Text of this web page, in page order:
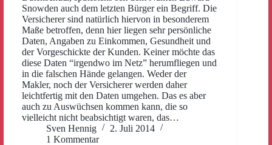
Snowden auch dem letzten Bürger ein Begriff. Die
Versicherer sind natürlich hiervon in besonderem
Maße betroffen, denn hier liegen sehr persönliche
Daten, Angaben zu Einkommen, Gesundheit und
der Vorgeschickte der Kunden. Keiner möchte das
diese Daten “irgendwo im Netz” herumfliegen und
in die falschen Hände gelangen. Weder der
Makler, noch der Versicherer werden daher
leichtfertig mit den Daten umgehen. Das es aber
auch zu Auswüchsen kommen kann, die so
vielleicht nicht beabsichtigt waren, das…
Sven Hennig
2. Juli 2014
1 Kommentar